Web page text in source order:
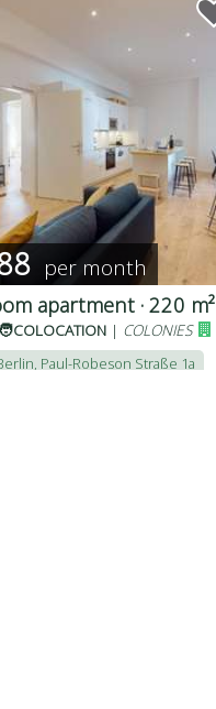
per month
apartment · 220 m²
| COLONIES
Paul-Robeson Straße 1a